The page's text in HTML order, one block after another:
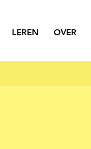
LEREN OVER